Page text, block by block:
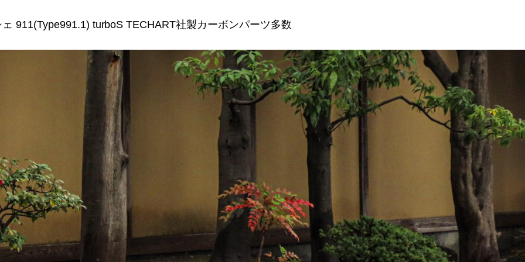
911(Type991.1) turboS TECHART社製カーボンパーツ多数